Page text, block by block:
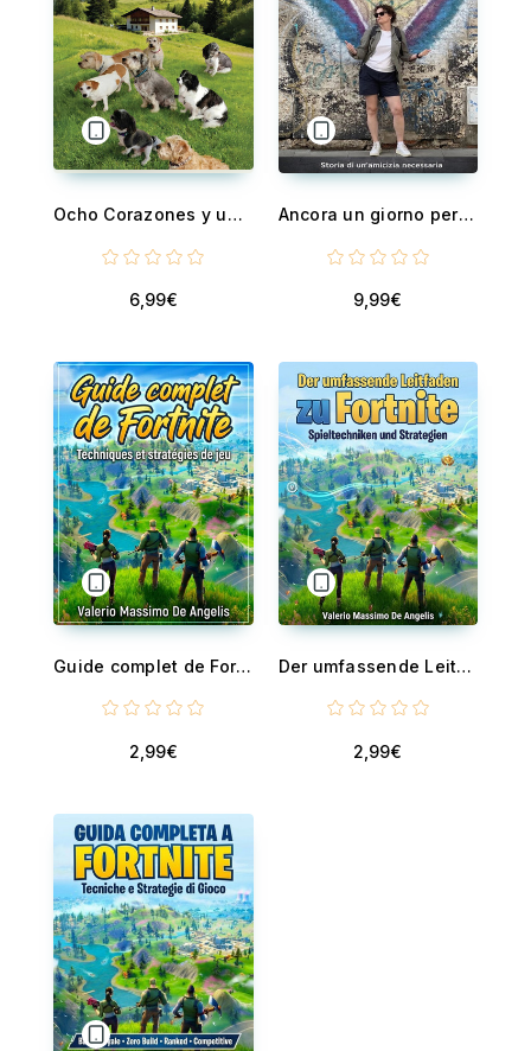
Ocho Corazones y un Cielo - La historia real de un amor que sigue latiendo más allá de la vida
6,99€
Ancora un giorno per noi
9,99€
Guide complet de Fortnite
2,99€
Der umfassende Leitfaden zu Fortnite - Spieltechniken und Strategien
2,99€